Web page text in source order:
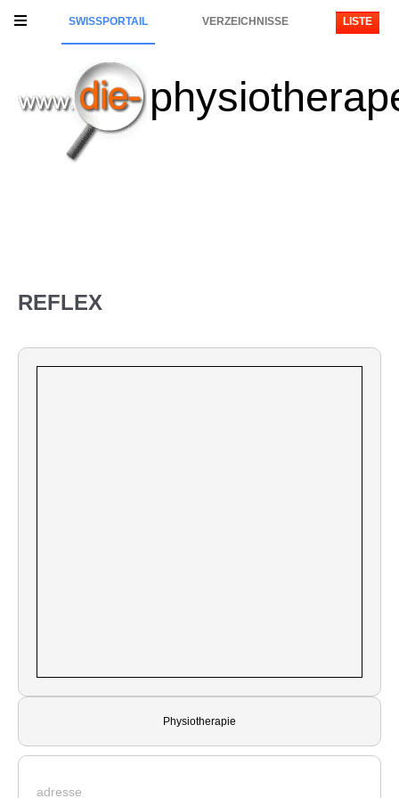
SWISSPORTAIL VERZEICHNISSE LISTE
REFLEX
Physiotherapie
adresse